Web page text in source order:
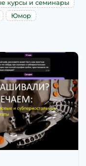
курсы и семинары
Юмор